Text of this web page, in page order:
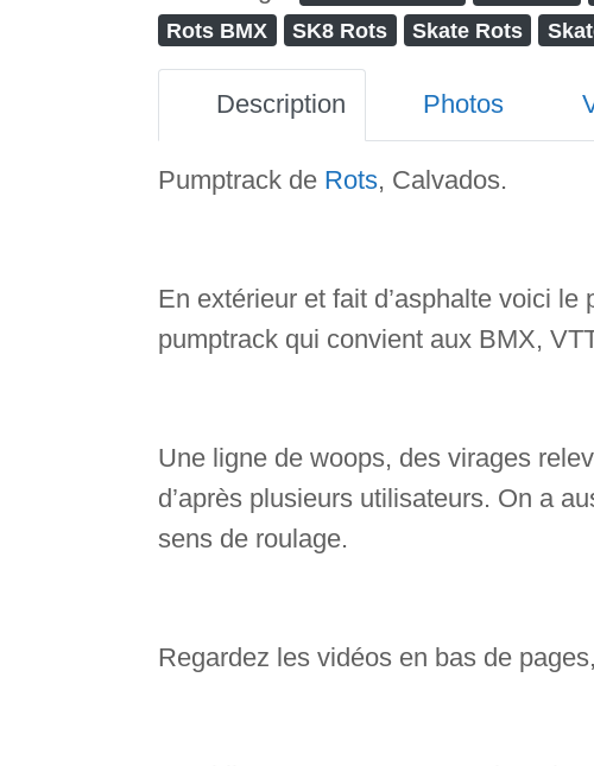
Rots BMX
SK8 Rots Skate Rots
Description Photos
Pumptrack de Rots, Calvados.
En extérieur et fait d’asphalte voici
pumptrack qui convient aux BMX,
Une ligne de woops, des virages
d’après plusieurs utilisateurs. On a
sens de roulage.
Regardez les vidéos en bas de